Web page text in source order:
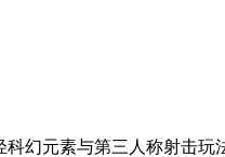
幻元素与第三人称射击